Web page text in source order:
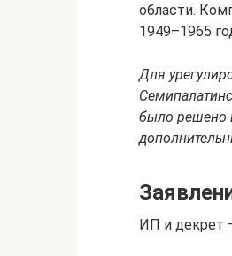
области.
1949–1965
Для
было решено
ИП и декрет